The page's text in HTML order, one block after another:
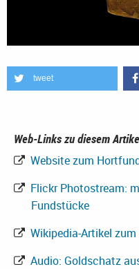
tweet
Web-Links zu diesem
Website zum
Flickr Photostream:
Fundstücke
Wikipedia-Artikel
Audio: Goldschatz